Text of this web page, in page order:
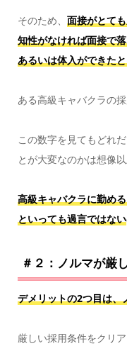
そのため、 面接がとて
知性がなければ面接で
あるいは体入ができた
ある高級キャバクラの
この数字を見てもどれ
とが大変なのかは想像以
高級キャバクラに勤め
といっても過言ではない
＃２：ノルマが厳
デメリットの2つ目は、
厳しい採用条件をクリ